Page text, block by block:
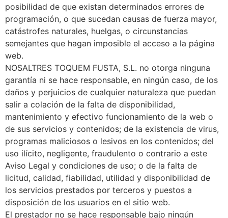
posibilidad de que existan determinados errores de
programación, o que sucedan causas de fuerza mayor,
catástrofes naturales, huelgas, o circunstancias
semejantes que hagan imposible el acceso a la página
web.
NOSALTRES TOQUEM FUSTA, S.L. no otorga ninguna
garantía ni se hace responsable, en ningún caso, de los
daños y perjuicios de cualquier naturaleza que puedan
salir a colación de la falta de disponibilidad,
mantenimiento y efectivo funcionamiento de la web o
de sus servicios y contenidos; de la existencia de virus,
programas maliciosos o lesivos en los contenidos; del
uso ilícito, negligente, fraudulento o contrario a este
Aviso Legal y condiciones de uso; o de la falta de
licitud, calidad, fiabilidad, utilidad y disponibilidad de
los servicios prestados por terceros y puestos a
disposición de los usuarios en el sitio web.
El prestador no se hace responsable bajo ningún